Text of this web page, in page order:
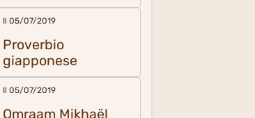
Il 05/07/2019
Proverbio
giapponese
Il 05/07/2019
Omraam Mikhaël